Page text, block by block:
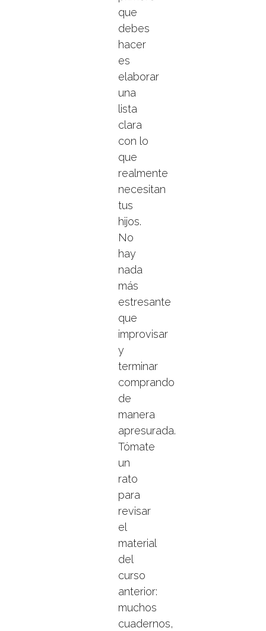
que
debes
hacer
es
elaborar
una
lista
clara
con lo
que
realmente
necesitan
tus
hijos.
No
hay
nada
más
estresante
que
improvisar
y
terminar
comprando
de
manera
apresurada.
Tómate
un
rato
para
revisar
el
material
del
curso
anterior:
muchos
cuadernos,